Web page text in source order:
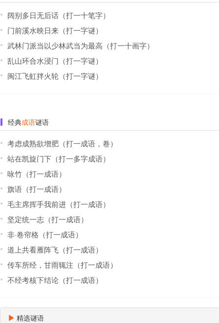
阔别多日无后话（打一十笔字）
门前溪水映日来（打一字谜）
武林门派当以少林武当为最高（打一十画字）
乱山环合水浸门（打一字谜）
闽江飞虹拌火轮（打一字谜）
经典成语谜语
考虑成熟欲增肥（打一成语，卷）
站在凯旋门下（打一多字成语）
咏竹（打一成语）
旗语（打一成语）
毛主席挥手我前进（打一成语）
坚定统一志（打一成语）
非·卷帘格（打一成语）
道上共看雁阵飞（打一成语）
传车所经，甘雨辄注（打一成语）
不经考核下结论（打一成语）
精选谜语